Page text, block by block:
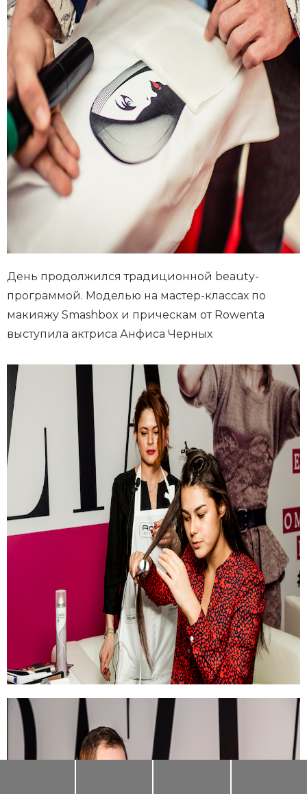
День продолжился традиционной beauty-
программой. Моделью на мастер-классах по
макияжу Smashbox и прическам от Rowenta
выступила актриса Анфиса Черных